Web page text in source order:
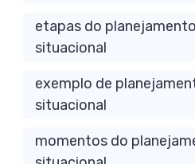
etapas do
situacional
exemplo de
situacional
momentos do